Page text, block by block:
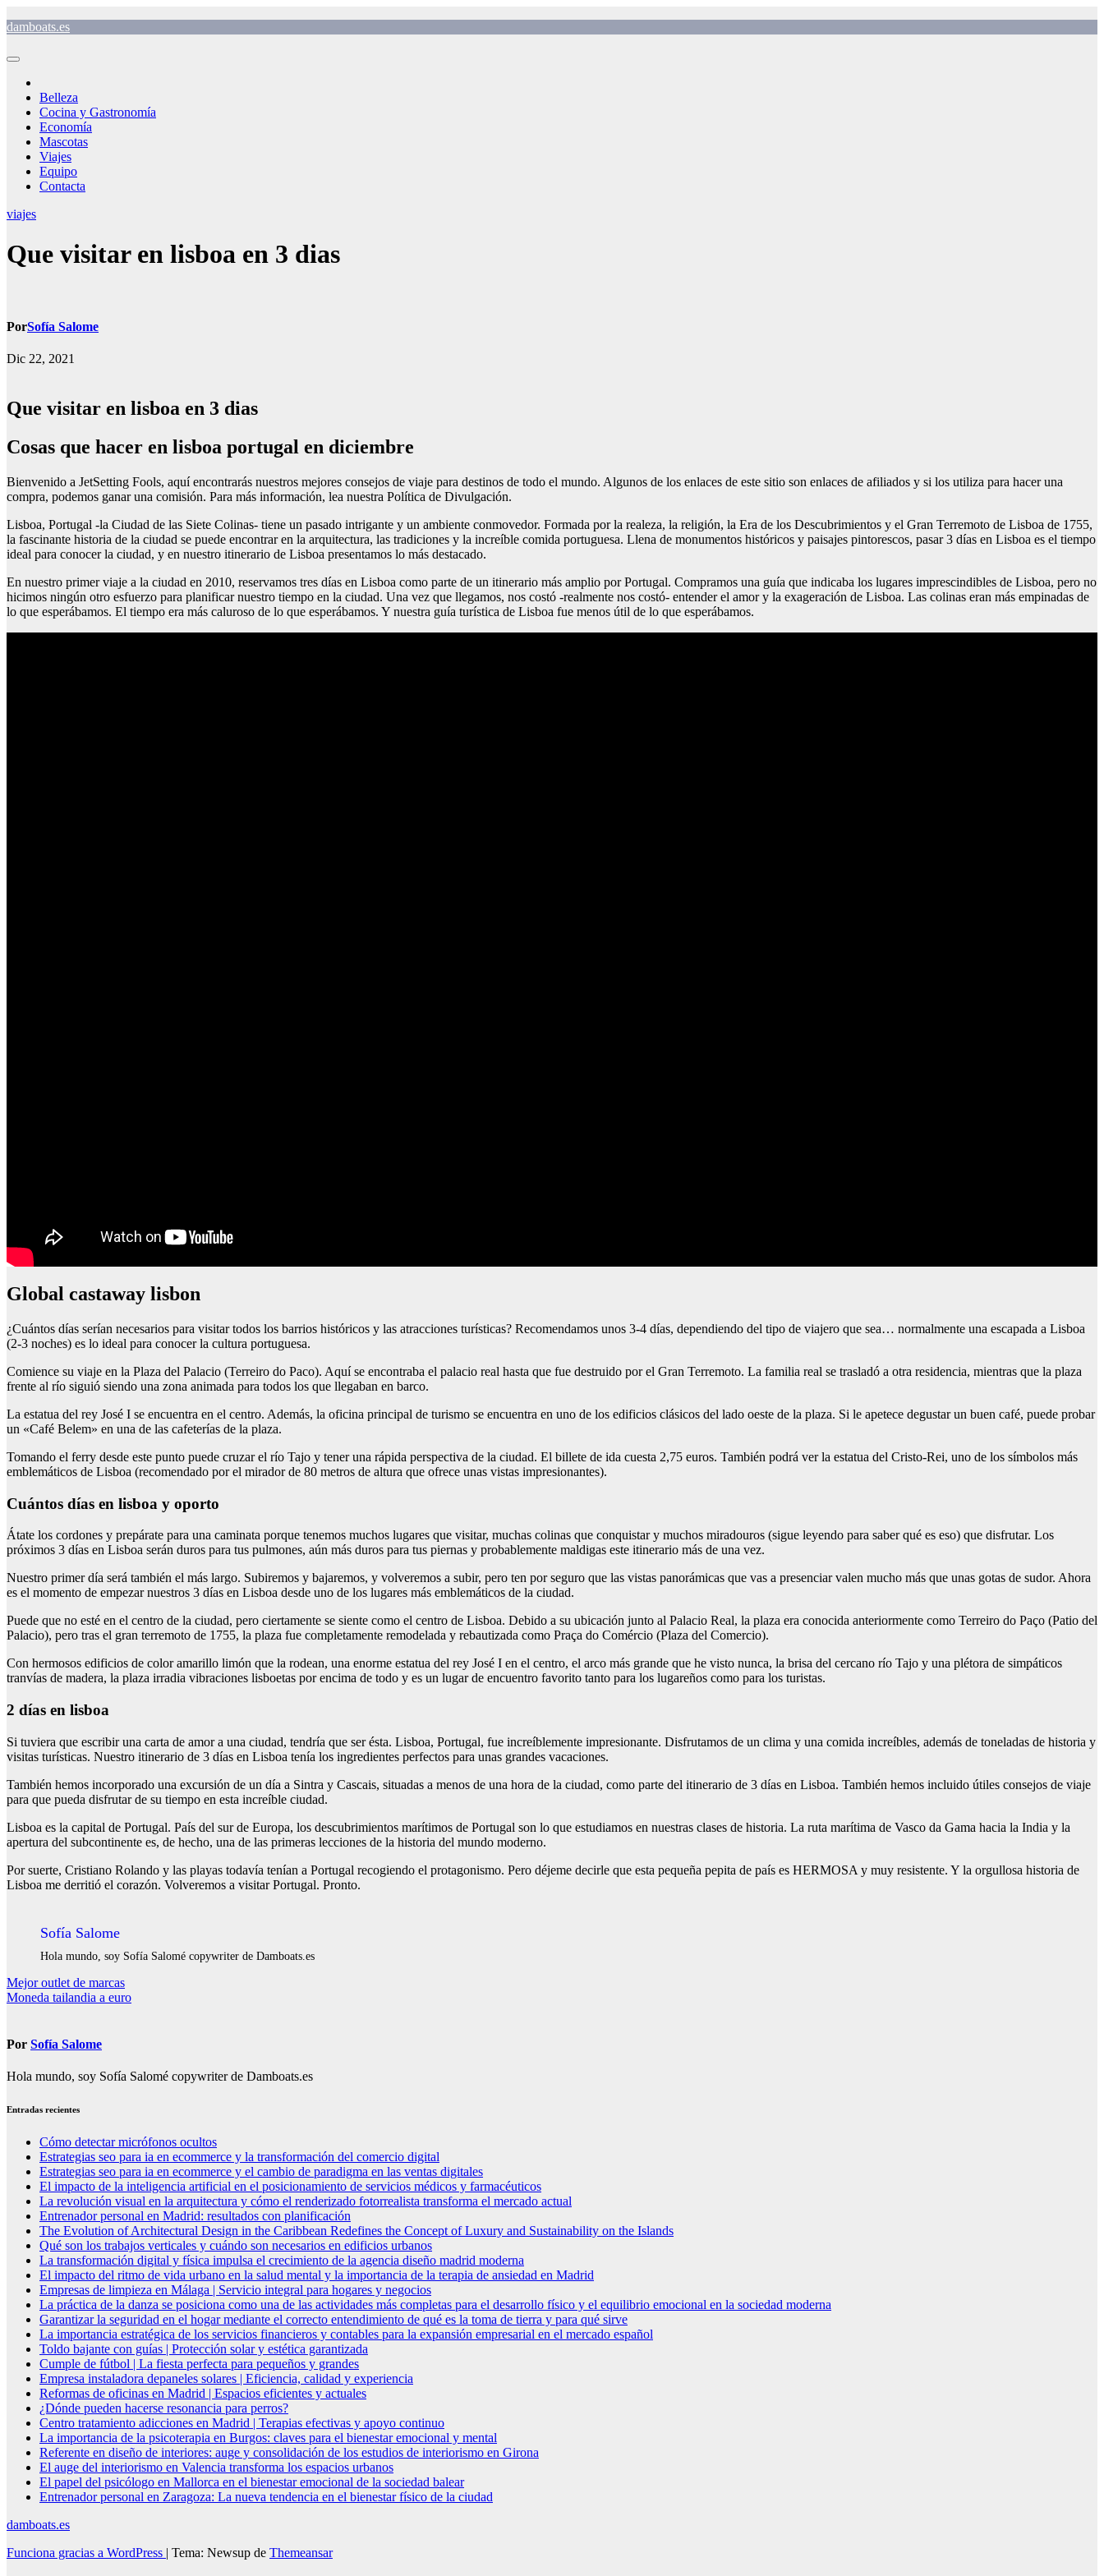
al
damboats.es
Belleza
Cocina y Gastronomía
Economía
Mascotas
Viajes
Equipo
Contacta
viajes
Que visitar en lisboa en 3 dias
PorSofía Salome
Dic 22, 2021
Que visitar en lisboa en 3 dias
Cosas que hacer en lisboa portugal en diciembre
Bienvenido a JetSetting Fools, aquí encontrarás nuestros mejores consejos de viaje para destinos de todo el mundo. Algunos de los enlaces de este sitio son enlaces de afiliados y si los utiliza para hacer una
compra, podemos ganar una comisión. Para más información, lea nuestra Política de Divulgación.
Lisboa, Portugal -la Ciudad de las Siete Colinas- tiene un pasado intrigante y un ambiente conmovedor. Formada por la realeza, la religión, la Era de los Descubrimientos y el Gran Terremoto de Lisboa de 1755,
la fascinante historia de la ciudad se puede encontrar en la arquitectura, las tradiciones y la increíble comida portuguesa. Llena de monumentos históricos y paisajes pintorescos, pasar 3 días en Lisboa es el tiempo
ideal para conocer la ciudad, y en nuestro itinerario de Lisboa presentamos lo más destacado.
En nuestro primer viaje a la ciudad en 2010, reservamos tres días en Lisboa como parte de un itinerario más amplio por Portugal. Compramos una guía que indicaba los lugares imprescindibles de Lisboa, pero no
hicimos ningún otro esfuerzo para planificar nuestro tiempo en la ciudad. Una vez que llegamos, nos costó -realmente nos costó- entender el amor y la exageración de Lisboa. Las colinas eran más empinadas de
lo que esperábamos. El tiempo era más caluroso de lo que esperábamos. Y nuestra guía turística de Lisboa fue menos útil de lo que esperábamos.
Global castaway lisbon
¿Cuántos días serían necesarios para visitar todos los barrios históricos y las atracciones turísticas? Recomendamos unos 3-4 días, dependiendo del tipo de viajero que sea… normalmente una escapada a Lisboa
(2-3 noches) es lo ideal para conocer la cultura portuguesa.
Comience su viaje en la Plaza del Palacio (Terreiro do Paco). Aquí se encontraba el palacio real hasta que fue destruido por el Gran Terremoto. La familia real se trasladó a otra residencia, mientras que la plaza
frente al río siguió siendo una zona animada para todos los que llegaban en barco.
La estatua del rey José I se encuentra en el centro. Además, la oficina principal de turismo se encuentra en uno de los edificios clásicos del lado oeste de la plaza. Si le apetece degustar un buen café, puede probar
un «Café Belem» en una de las cafeterías de la plaza.
Tomando el ferry desde este punto puede cruzar el río Tajo y tener una rápida perspectiva de la ciudad. El billete de ida cuesta 2,75 euros. También podrá ver la estatua del Cristo-Rei, uno de los símbolos más
emblemáticos de Lisboa (recomendado por el mirador de 80 metros de altura que ofrece unas vistas impresionantes).
Cuántos días en lisboa y oporto
Átate los cordones y prepárate para una caminata porque tenemos muchos lugares que visitar, muchas colinas que conquistar y muchos miradouros (sigue leyendo para saber qué es eso) que disfrutar. Los
próximos 3 días en Lisboa serán duros para tus pulmones, aún más duros para tus piernas y probablemente maldigas este itinerario más de una vez.
Nuestro primer día será también el más largo. Subiremos y bajaremos, y volveremos a subir, pero ten por seguro que las vistas panorámicas que vas a presenciar valen mucho más que unas gotas de sudor. Ahora
es el momento de empezar nuestros 3 días en Lisboa desde uno de los lugares más emblemáticos de la ciudad.
Puede que no esté en el centro de la ciudad, pero ciertamente se siente como el centro de Lisboa. Debido a su ubicación junto al Palacio Real, la plaza era conocida anteriormente como Terreiro do Paço (Patio del
Palacio), pero tras el gran terremoto de 1755, la plaza fue completamente remodelada y rebautizada como Praça do Comércio (Plaza del Comercio).
Con hermosos edificios de color amarillo limón que la rodean, una enorme estatua del rey José I en el centro, el arco más grande que he visto nunca, la brisa del cercano río Tajo y una plétora de simpáticos
tranvías de madera, la plaza irradia vibraciones lisboetas por encima de todo y es un lugar de encuentro favorito tanto para los lugareños como para los turistas.
2 días en lisboa
Si tuviera que escribir una carta de amor a una ciudad, tendría que ser ésta. Lisboa, Portugal, fue increíblemente impresionante. Disfrutamos de un clima y una comida increíbles, además de toneladas de historia y
visitas turísticas. Nuestro itinerario de 3 días en Lisboa tenía los ingredientes perfectos para unas grandes vacaciones.
También hemos incorporado una excursión de un día a Sintra y Cascais, situadas a menos de una hora de la ciudad, como parte del itinerario de 3 días en Lisboa. También hemos incluido útiles consejos de viaje
para que pueda disfrutar de su tiempo en esta increíble ciudad.
Lisboa es la capital de Portugal. País del sur de Europa, los descubrimientos marítimos de Portugal son lo que estudiamos en nuestras clases de historia. La ruta marítima de Vasco da Gama hacia la India y la
apertura del subcontinente es, de hecho, una de las primeras lecciones de la historia del mundo moderno.
Por suerte, Cristiano Rolando y las playas todavía tenían a Portugal recogiendo el protagonismo. Pero déjeme decirle que esta pequeña pepita de país es HERMOSA y muy resistente. Y la orgullosa historia de
Lisboa me derritió el corazón. Volveremos a visitar Portugal. Pronto.
Sofía Salome
Hola mundo, soy Sofía Salomé copywriter de Damboats.es
Navegación
de
Mejor outlet de marcas
Moneda tailandia a euro
Por Sofía Salome
Hola mundo, soy Sofía Salomé copywriter de Damboats.es
Entradas recientes
Cómo detectar micrófonos ocultos
Estrategias seo para ia en ecommerce y la transformación del comercio digital
Estrategias seo para ia en ecommerce y el cambio de paradigma en las ventas digitales
El impacto de la inteligencia artificial en el posicionamiento de servicios médicos y farmacéuticos
La revolución visual en la arquitectura y cómo el renderizado fotorrealista transforma el mercado actual
Entrenador personal en Madrid: resultados con planificación
The Evolution of Architectural Design in the Caribbean Redefines the Concept of Luxury and Sustainability on the Islands
Qué son los trabajos verticales y cuándo son necesarios en edificios urbanos
La transformación digital y física impulsa el crecimiento de la agencia diseño madrid moderna
El impacto del ritmo de vida urbano en la salud mental y la importancia de la terapia de ansiedad en Madrid
Empresas de limpieza en Málaga | Servicio integral para hogares y negocios
La práctica de la danza se posiciona como una de las actividades más completas para el desarrollo físico y el equilibrio emocional en la sociedad moderna
Garantizar la seguridad en el hogar mediante el correcto entendimiento de qué es la toma de tierra y para qué sirve
La importancia estratégica de los servicios financieros y contables para la expansión empresarial en el mercado español
Toldo bajante con guías | Protección solar y estética garantizada
Cumple de fútbol | La fiesta perfecta para pequeños y grandes
Empresa instaladora depaneles solares | Eficiencia, calidad y experiencia
Reformas de oficinas en Madrid | Espacios eficientes y actuales
¿Dónde pueden hacerse resonancia para perros?
Centro tratamiento adicciones en Madrid | Terapias efectivas y apoyo continuo
La importancia de la psicoterapia en Burgos: claves para el bienestar emocional y mental
Referente en diseño de interiores: auge y consolidación de los estudios de interiorismo en Girona
El auge del interiorismo en Valencia transforma los espacios urbanos
El papel del psicólogo en Mallorca en el bienestar emocional de la sociedad balear
Entrenador personal en Zaragoza: La nueva tendencia en el bienestar físico de la ciudad
damboats.es
Funciona gracias a WordPress | Tema: Newsup de Themeansar